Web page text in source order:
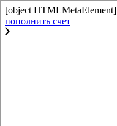
[object HTMLMetaElement]
пополнить счет